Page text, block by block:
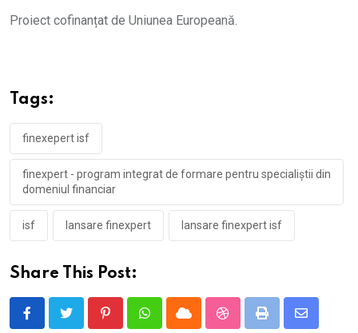
Proiect cofinanțat de Uniunea Europeană.
Tags:
finexepert isf
finexpert - program integrat de formare pentru specialiștii din
domeniul financiar
isf lansare finexpert lansare finexpert isf
Share This Post:
PinterestWhatsappCloud StumbleUpon
Print Share